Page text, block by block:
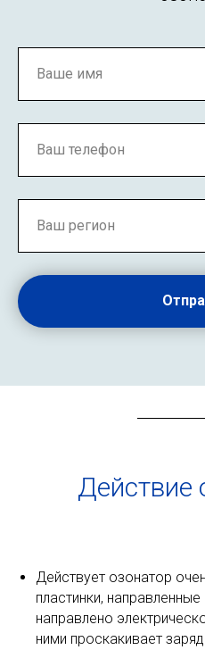
Действие
Действует озонатор
пластинки,
направлено
ними проскакивает